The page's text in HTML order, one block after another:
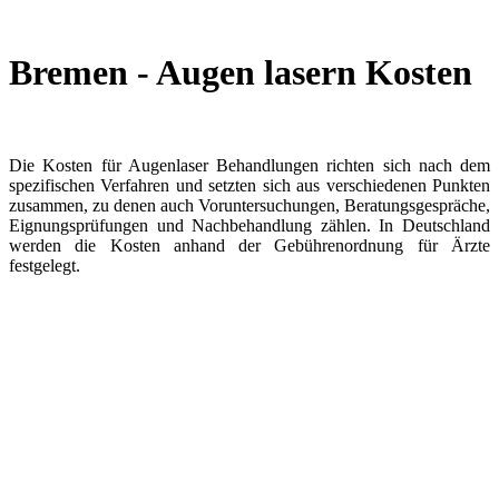
Bremen - Augen lasern Kosten
Die Kosten für Augenlaser Behandlungen richten sich nach dem
spezifischen Verfahren und setzten sich aus verschiedenen Punkten
zusammen, zu denen auch Voruntersuchungen, Beratungsgespräche,
Eignungsprüfungen und Nachbehandlung zählen. In Deutschland
werden die Kosten anhand der Gebührenordnung für Ärzte
festgelegt.